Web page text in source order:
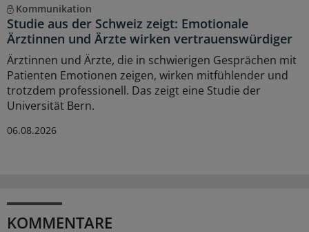
Kommunikation
Studie aus der Schweiz zeigt: Emotionale
Ärztinnen und Ärzte wirken vertrauenswürdiger
Ärztinnen und Ärzte, die in schwierigen Gesprächen mit
Patienten Emotionen zeigen, wirken mitfühlender und
trotzdem professionell. Das zeigt eine Studie der
Universität Bern.
06.08.2026
KOMMENTARE